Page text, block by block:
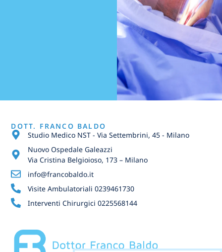
DOTT. FRANCO BALDO
Studio Medico NST - Via Settembrini, 45 - Milano
Nuovo Ospedale Galeazzi
Via Cristina Belgioioso, 173 – Milano
info@francobaldo.it
Visite Ambulatoriali 0239461730
Interventi Chirurgici 0225568144